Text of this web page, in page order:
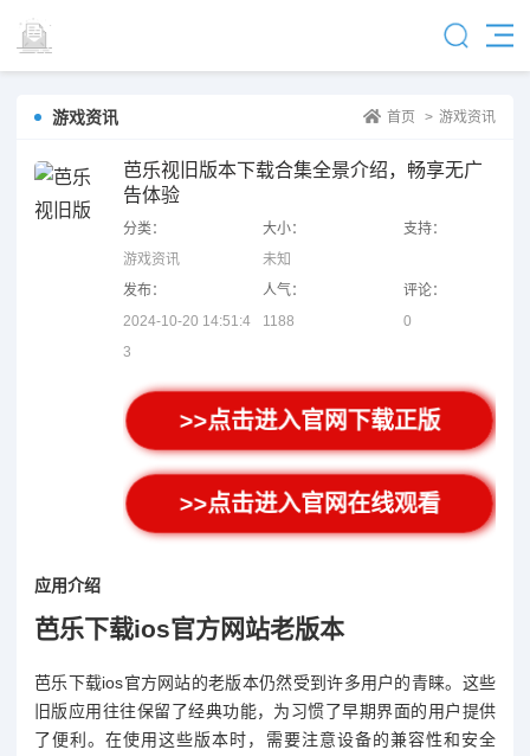
游戏资讯 首页 > 游戏资讯
芭乐视旧版本下载合集全景介绍，畅享无广
告体验
分类：
游戏资讯
大小：
未知
支持：
发布：
2024-10-20 14:51:4
3
人气：
1188
评论：
0
>>点击进入官网下载正版
>>点击进入官网在线观看
应用介绍
芭乐下载ios官方网站老版本
芭乐下载ios官方网站的老版本仍然受到许多用户的青睐。这些
旧版应用往往保留了经典功能，为习惯了早期界面的用户提供
了便利。在使用这些版本时，需要注意设备的兼容性和安全